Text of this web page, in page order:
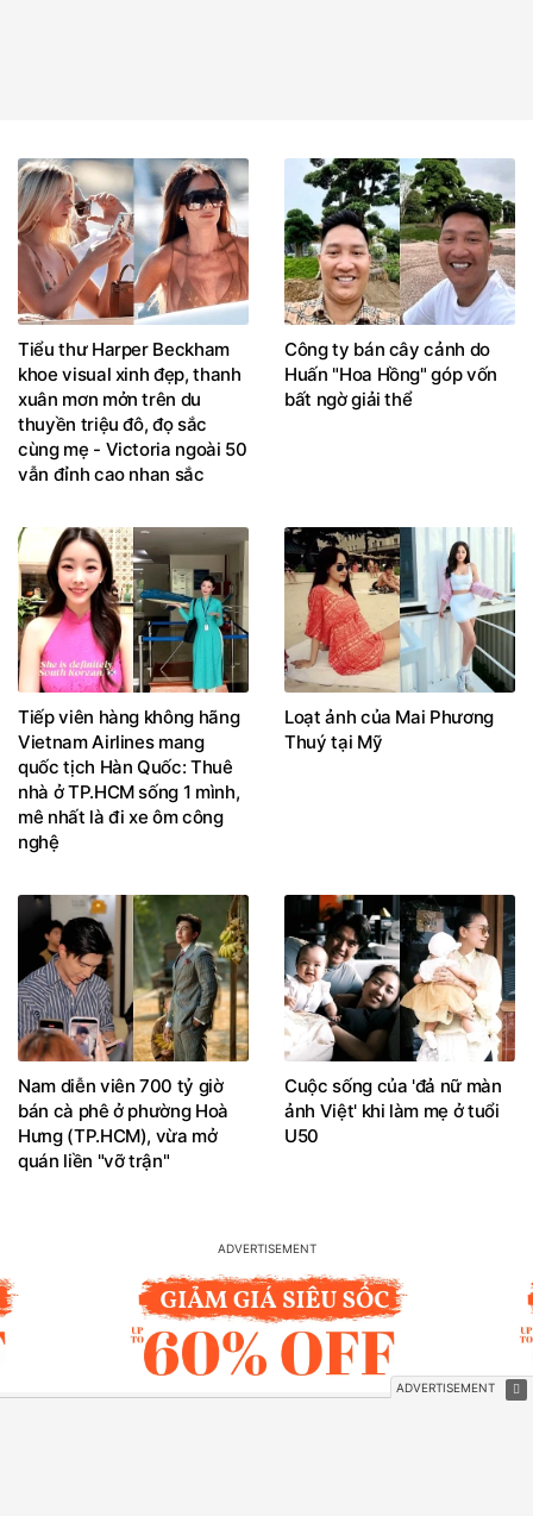
Tiểu thư Harper Beckham
khoe visual xinh đẹp, thanh
xuân mơn mởn trên du
thuyền triệu đô, đọ sắc
cùng mẹ - Victoria ngoài 50
vẫn đỉnh cao nhan sắc
Công ty bán cây cảnh do
Huấn "Hoa Hồng" góp vốn
bất ngờ giải thể
Tiếp viên hàng không hãng
Vietnam Airlines mang
quốc tịch Hàn Quốc: Thuê
nhà ở TP.HCM sống 1 mình,
mê nhất là đi xe ôm công
nghệ
Loạt ảnh của Mai Phương
Thuý tại Mỹ
Nam diễn viên 700 tỷ giờ
bán cà phê ở phường Hoà
Hưng (TP.HCM), vừa mở
quán liền "vỡ trận"
Cuộc sống của 'đả nữ màn
ảnh Việt' khi làm mẹ ở tuổi
U50